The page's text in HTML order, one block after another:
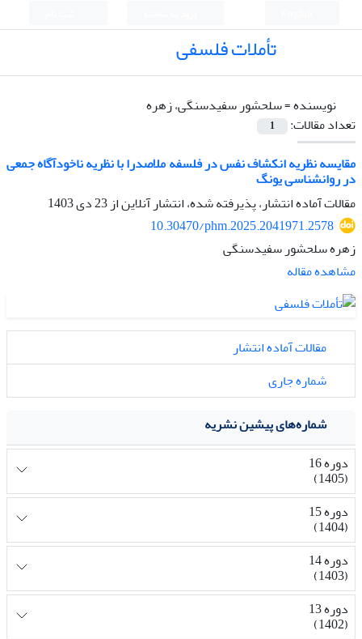
تأملات فلسفی
نویسنده =سلحشور سفیدسنگی، زهره
تعداد مقالات:
1
مقایسه نظریه انکشاف نفس در فلسفه ملاصدرا با نظریه ناخودآگاه جمعی
در روانشناسی یونگ
مقالات آماده انتشار، پذیرفته شده، انتشار آنلاین از23 دی 1403
10.30470/phm.2025.2041971.2578
زهره سلحشور سفیدسنگی
مشاهده مقاله
مقالات آماده انتشار
شماره جاری
شماره‌های پیشین نشریه
دوره 16
(1405)
دوره 15
(1404)
دوره 14
(1403)
دوره 13
(1402)